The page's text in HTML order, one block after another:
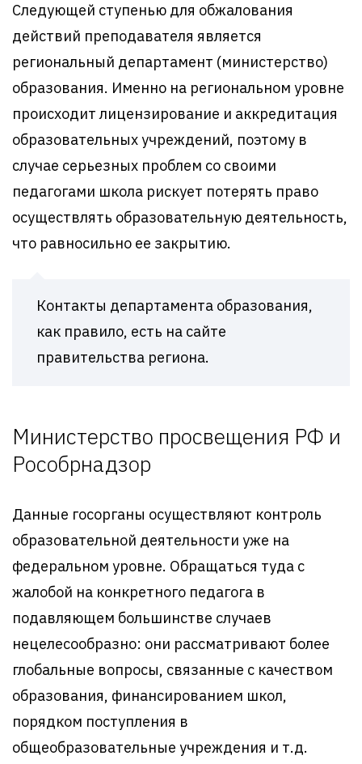
Следующей ступенью для обжалования
действий преподавателя является
региональный департамент (министерство)
образования. Именно на региональном уровне
происходит лицензирование и аккредитация
образовательных учреждений, поэтому в
случае серьезных проблем со своими
педагогами школа рискует потерять право
осуществлять образовательную деятельность,
что равносильно ее закрытию.
Контакты департамента образования,
как правило, есть на сайте
правительства региона.
Министерство просвещения РФ и
Рособрнадзор
Данные госорганы осуществляют контроль
образовательной деятельности уже на
федеральном уровне. Обращаться туда с
жалобой на конкретного педагога в
подавляющем большинстве случаев
нецелесообразно: они рассматривают более
глобальные вопросы, связанные с качеством
образования, финансированием школ,
порядком поступления в
общеобразовательные учреждения и т.д.